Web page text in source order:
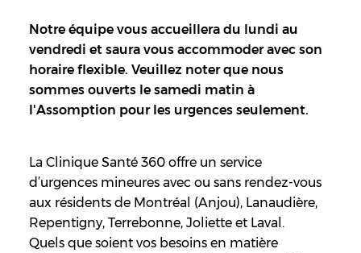
Notre équipe vous accueillera du lundi au
vendredi et saura vous accommoder avec son
horaire flexible. Veuillez noter que nous
sommes ouverts le samedi matin à
l'Assomption pour les urgences seulement.
La Clinique Santé 360 offre un service
d’urgences mineures avec ou sans rendez-vous
aux résidents de Montréal (Anjou), Lanaudière,
Repentigny, Terrebonne, Joliette et Laval.
Quels que soient vos besoins en matière